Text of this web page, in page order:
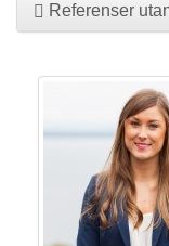
Referenser